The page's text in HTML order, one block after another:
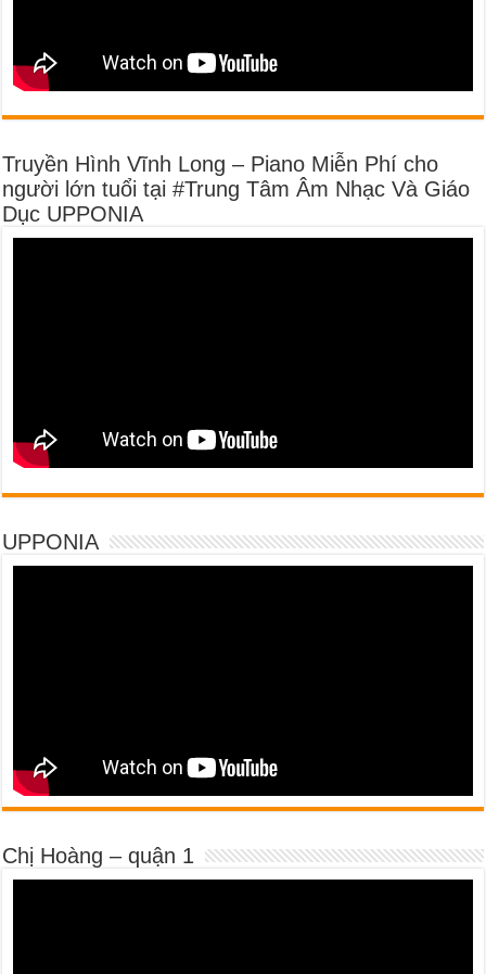
Truyền Hình Vĩnh Long – Piano Miễn Phí cho
người lớn tuổi tại #Trung Tâm Âm Nhạc Và Giáo
Dục UPPONIA
UPPONIA
Chị Hoàng – quận 1